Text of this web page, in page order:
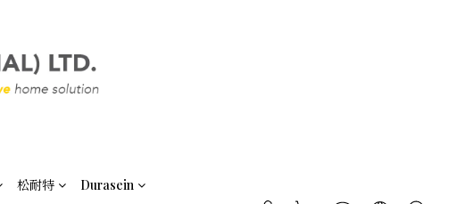
松耐特 Durasein